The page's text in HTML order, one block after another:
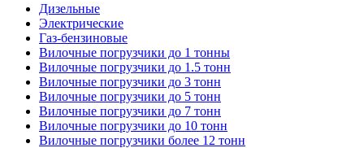
Дизельные
Электрические
Газ-бензиновые
Вилочные погрузчики до 1 тонны
Вилочные погрузчики до 1.5 тонн
Вилочные погрузчики до 3 тонн
Вилочные погрузчики до 5 тонн
Вилочные погрузчики до 7 тонн
Вилочные погрузчики до 10 тонн
Вилочные погрузчики более 12 тонн